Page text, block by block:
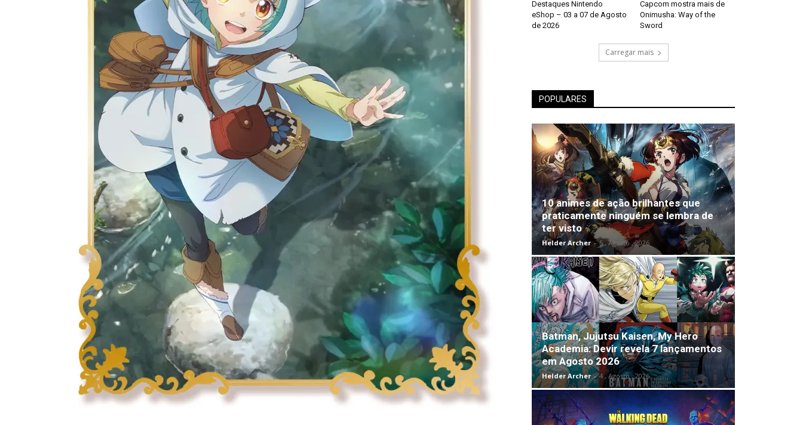
Destaques Nintendo
eShop – 03 a 07 de Agosto
de 2026
Capcom mostra mais de
Onimusha: Way of the
Sword
Carregar mais
POPULARES
10 animes de ação brilhantes que
praticamente ninguém se lembra de
ter visto
Helder Archer - 5 , Agosto , 2026
Batman, Jujutsu Kaisen, My Hero
Academia: Devir revela 7 lançamentos
em Agosto 2026
Helder Archer - 4 , Agosto , 2026